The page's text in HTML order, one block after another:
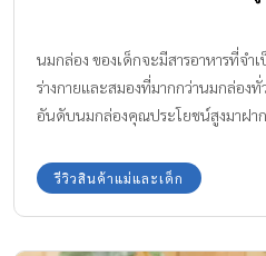
นมกล่อง ของเด็กจะมีสารอาหารที่จำ
ร่างกายและสมองที่มากกว่านมกล่อง
อันดับนมกล่องคุณประโยชน์สูงมาฝา
รีวิวสินค้าแม่และเด็ก